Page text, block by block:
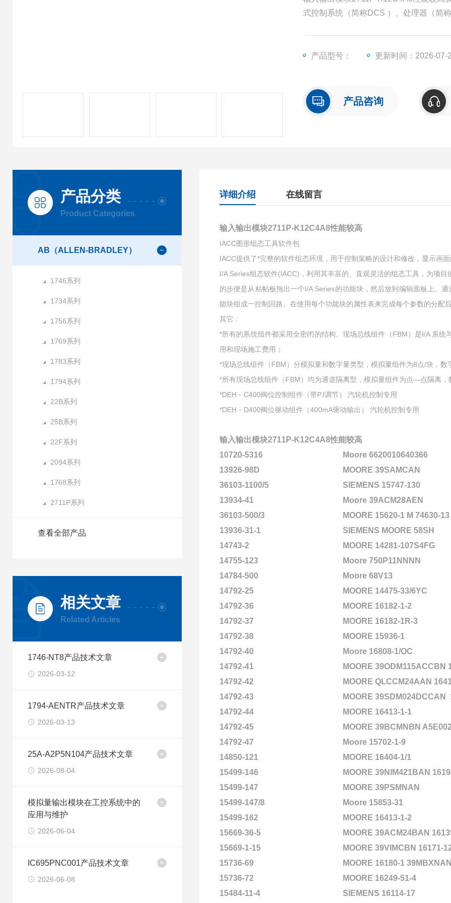
式控制系统（简称DCS ）、处理器（简
产品型号： 更新时间：2026-07-
产品咨询
产品分类
Product Categories
AB（ALLEN-BRADLEY）
1746系列
1734系列
1756系列
1769系列
1783系列
1794系列
22B系列
25B系列
22F系列
2094系列
1768系列
2711P系列
查看全部产品
相关文章
Related Articles
1746-NT8产品技术文章
2026-03-12
1794-AENTR产品技术文章
2026-03-13
25A-A2P5N104产品技术文章
2026-08-04
模拟量输出模块在工控系统中的
应用与维护
2026-06-04
IC695PNC001产品技术文章
2026-06-08
详细介绍 在线留言
输入输出模块2711P-K12C4A8性能较高
IACC图形组态工具软件包
IACC提供了*完整的软件组态环境，用于控制策略的设计和修改，显示画
I/A Series组态软件(IACC)，利用其丰富的、直观灵活的组态工具，为项
的步便是从粘帖板拖出一个I/A Series的功能块，然后放到编辑面板上。
能块组成一控制回路。在使用每个功能块的属性表来完成每个参数的分配
其它：
*所有的系统组件都采用全密闭的结构。现场总线组件（FBM）是I/A 系
用和现场施工费用；
*现场总线组件（FBM）分模拟量和数字量类型，模拟量组件为8点/块，数
*所有现场总线组件（FBM）均为通道隔离型，模拟量组件为点—点隔离，
*DEH－C400阀位控制组件（带P.I调节） 汽轮机控制专用
*DEH－D400阀位驱动组件（400mA驱动输出） 汽轮机控制专用
输入输出模块2711P-K12C4A8性能较高
10720-5316
Moore 6620010640366
13926-98D
MOORE 39SAMCAN
36103-1100/5
SIEMENS 15747-130
13934-41
Moore 39ACM28AEN
36103-500/3
MOORE 15620-1 M 74630-13
13936-31-1
SIEMENS MOORE 58SH
14743-2
MOORE 14281-107S4FG
14755-123
Moore 750P11NNNN
14784-500
Moore 68V13
14792-25
MOORE 14475-33/6YC
14792-36
MOORE 16182-1-2
14792-37
MOORE 16182-1R-3
14792-38
MOORE 15936-1
14792-40
Moore 16808-1/OC
14792-41
MOORE 39ODM115ACCBN
14792-42
MOORE QLCCM24AAN
14792-43
MOORE 39SDM024DCCAN
14792-44
MOORE 16413-1-1
14792-45
MOORE 39BCMNBN
14792-47
Moore 15702-1-9
14850-121
MOORE 16404-1/1
15499-146
MOORE 39NIM421BAN
15499-147
MOORE 39PSMNAN
15499-147/8
Moore 15853-31
15499-162
MOORE 16413-1-2
15669-36-5
MOORE 39ACM24BAN
15669-1-15
MOORE 39VIMCBN 16171-
15736-69
MOORE 16180-1 39MBXNAN
15736-72
MOORE 16249-51-4
15484-11-4
SIEMENS 16114-17